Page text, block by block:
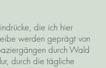
die ich hier
werden geprägt von
durch Wald
durch die tägliche